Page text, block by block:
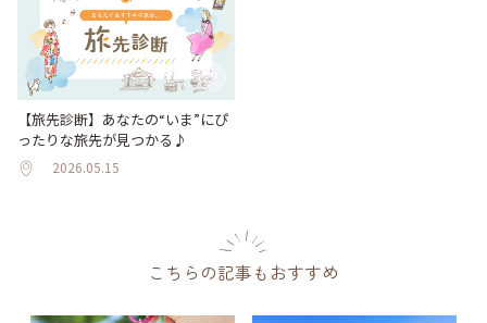
【旅先診断】あなたの“いま”にぴ
ったりな旅先が見つかる♪
2026.05.15
こちらの記事もおすすめ